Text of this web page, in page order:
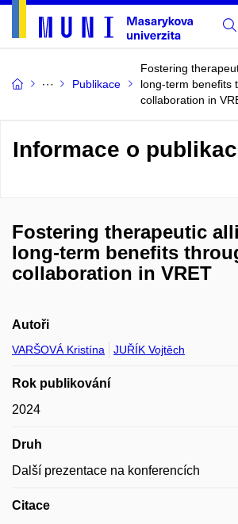
Publikace
Fostering
long-term benefits
collaboration in
Informace o
Fostering therapeutic
long-term benefits
collaboration in VRET
Autoři
VARŠOVÁ Kristína JUŘÍK Vojtěch
Rok publikování
2024
Druh
Další prezentace na konferencích
Citace